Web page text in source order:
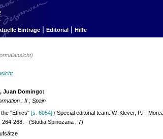
Einträge | Editorial | Hilfe
Juan Domingo:
: II ; Spain
the "Ethics"[s. 6054] / Special editorial team: W. Klever, P.F.
264-268. - (Studia Spinozana ; 7)